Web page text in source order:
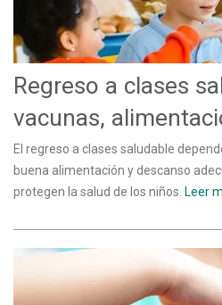
Regreso a clases
vacunas,
El regreso a clases saludable
buena alimentación y descanso
protegen la salud de los niños. Leer